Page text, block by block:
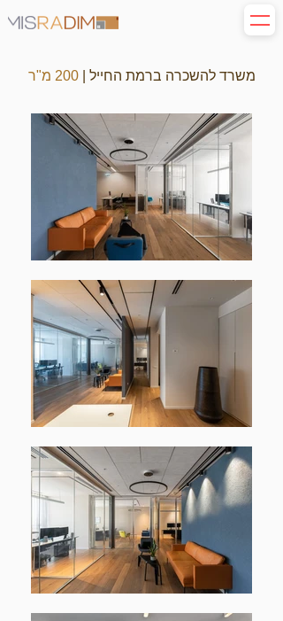
משרד להשכרה ברמת החייל |200 מ"ר